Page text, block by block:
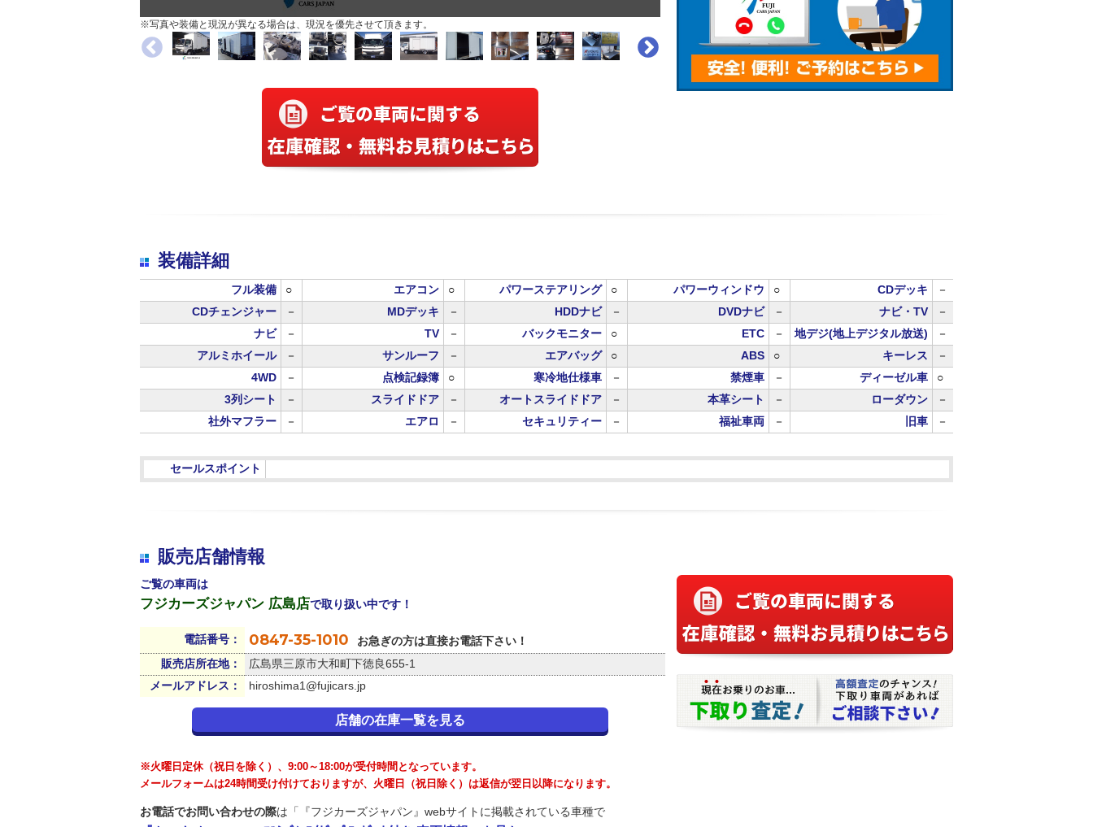
※写真や装備と現況が異なる場合は、現況を優先させて頂きます。
装備詳細
フル装備 ○ エアコン ○ パワーステアリング ○ パワーウィンドウ ○ CDデッキ
－
CDチェンジャー
－ MDデッキ － HDDナビ － DVDナビ － ナビ・TV
－
ナビ
－ TV － バックモニター ○ ETC － 地デジ(地上デジタル放送)
－
アルミホイール
－ サンルーフ － エアバッグ ○ ABS ○ キーレス
－
4WD
－ 点検記録簿 ○ 寒冷地仕様車 － 禁煙車 － ディーゼル車
○
3列シート
－ スライドドア － オートスライドドア － 本革シート － ローダウン
－
社外マフラー
－ エアロ － セキュリティー － 福祉車両 － 旧車 －
セールスポイント
販売店舗情報
ご覧の車両は
フジカーズジャパン 広島店で取り扱い中です！
電話番号： 0847-35-1010
お急ぎの方は直接お電話下さい！
販売店所在地：
広島県三原市大和町下徳良655-1
メールアドレス：
hiroshima1@fujicars.jp
店舗の在庫一覧を見る
※火曜日定休（祝日を除く）、9:00～18:00が受付時間となっています。
メールフォームは24時間受け付けておりますが、火曜日（祝日除く）は返信が翌日以降になります。
お電話でお問い合わせの際は「『フジカーズジャパン』webサイトに掲載されている車種で